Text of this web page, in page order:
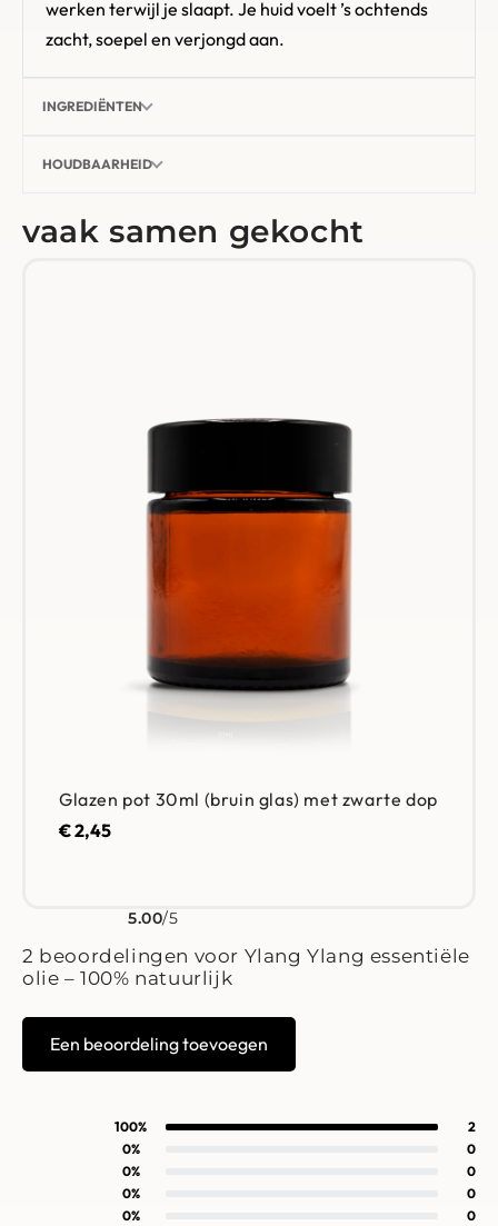
werken terwijl je slaapt. Je huid voelt ’s ochtends
zacht, soepel en verjongd aan.
INGREDIËNTEN
HOUDBAARHEID
vaak samen gekocht
Glazen pot 30ml (bruin glas) met zwarte dop
€2,45
5.00/5
2 beoordelingen voor Ylang Ylang essentiële
olie – 100% natuurlijk
Een beoordeling toevoegen
uit 5
100% 2
uit 5
0% 0
uit 5
0% 0
uit 5
0% 0
0% 0